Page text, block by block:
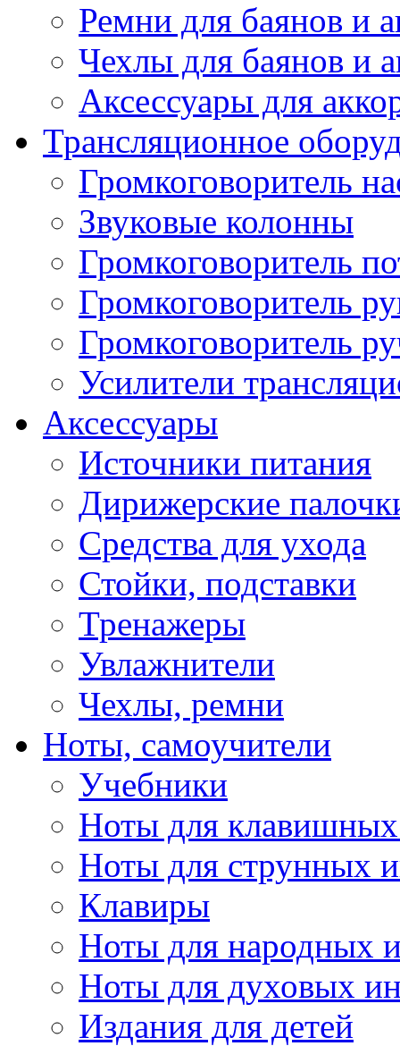
Ремни для баянов и
Чехлы для баянов и
Аксессуары для
Трансляционное
Громкоговоритель
Звуковые колонны
Громкоговоритель
Громкоговоритель
Громкоговоритель
Усилители
Аксессуары
Источники питания
Дирижерские
Средства для ухода
Стойки, подставки
Тренажеры
Увлажнители
Чехлы, ремни
Ноты, самоучители
Учебники
Ноты для клавишных
Ноты для струнных
Клавиры
Ноты для народных
Ноты для духовых
Издания для детей